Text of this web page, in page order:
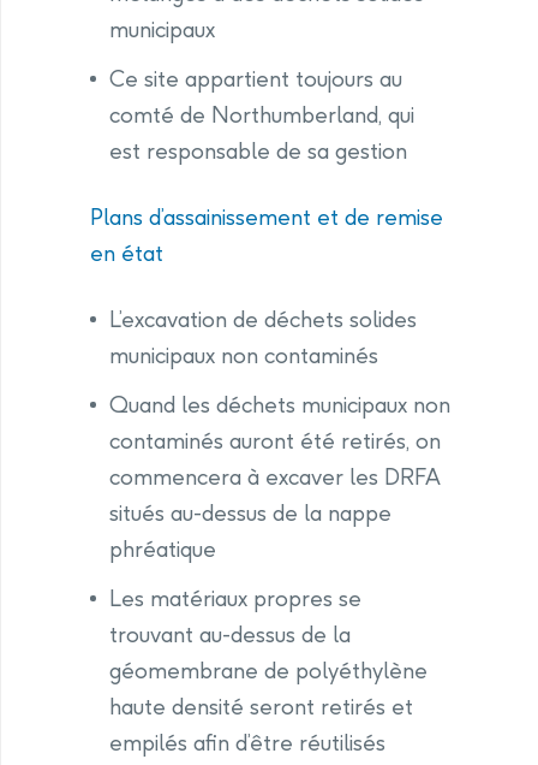
municipaux
Ce site appartient toujours au
comté de Northumberland, qui
est responsable de sa gestion
Plans d’assainissement et de remise
en état
L’excavation de déchets solides
municipaux non contaminés
Quand les déchets municipaux non
contaminés auront été retirés, on
commencera à excaver les DRFA
situés au-dessus de la nappe
phréatique
Les matériaux propres se
trouvant au-dessus de la
géomembrane de polyéthylène
haute densité seront retirés et
empilés afin d’être réutilisés